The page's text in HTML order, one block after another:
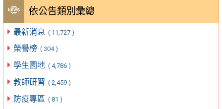
依公告類別彙總
最新消息 ( 11,727 )
榮譽榜 ( 304 )
學生園地 ( 4,786 )
教師研習 ( 2,459 )
防疫專區 ( 81 )